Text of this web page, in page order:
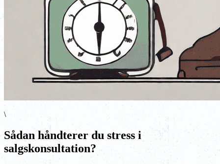
\
Sådan håndterer du stress i
salgskonsultation?